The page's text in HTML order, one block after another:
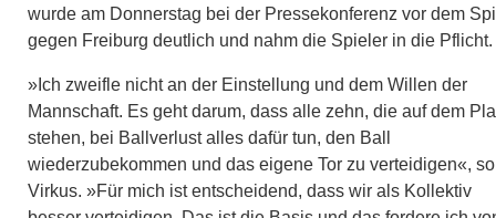
wurde am Donnerstag bei der Pressekonferenz vor dem
gegen Freiburg deutlich und nahm die Spieler in die Pflicht.
»Ich zweifle nicht an der Einstellung und dem Willen der
Mannschaft. Es geht darum, dass alle zehn, die auf dem
stehen, bei Ballverlust alles dafür tun, den Ball
wiederzubekommen und das eigene Tor zu verteidigen«, so
Virkus. »Für mich ist entscheidend, dass wir als Kollektiv